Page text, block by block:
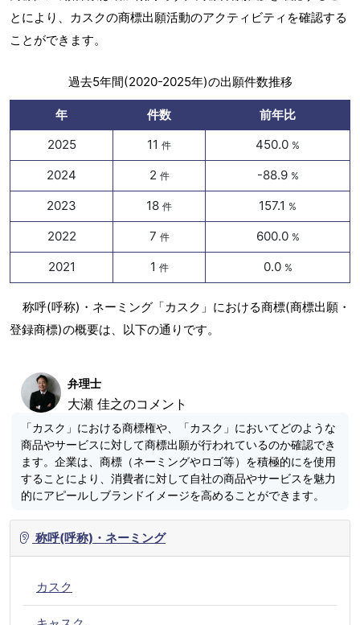
とにより、カスクの商標出願活動のアクティビティを確認する
ことができます。
過去5年間(2020-2025年)の出願件数推移
年 件数
前年比
2025
11 件 450.0 %
2024 2 件 -88.9 %
2023 18 件 157.1 %
2022 7 件 600.0 %
2021 1 件 0.0 %
称呼(呼称)・ネーミング「カスク」における商標(商標出願・
登録商標)の概要は、以下の通りです。
弁理士
大瀬 佳之のコメント
「カスク」における商標権や、「カスク」においてどのような
商品やサービスに対して商標出願が行われているのか確認でき
ます。企業は、商標（ネーミングやロゴ等）を積極的にを使用
することにより、消費者に対して自社の商品やサービスを魅力
的にアピールしブランドイメージを高めることができます。
称呼(呼称)・ネーミング
カスク